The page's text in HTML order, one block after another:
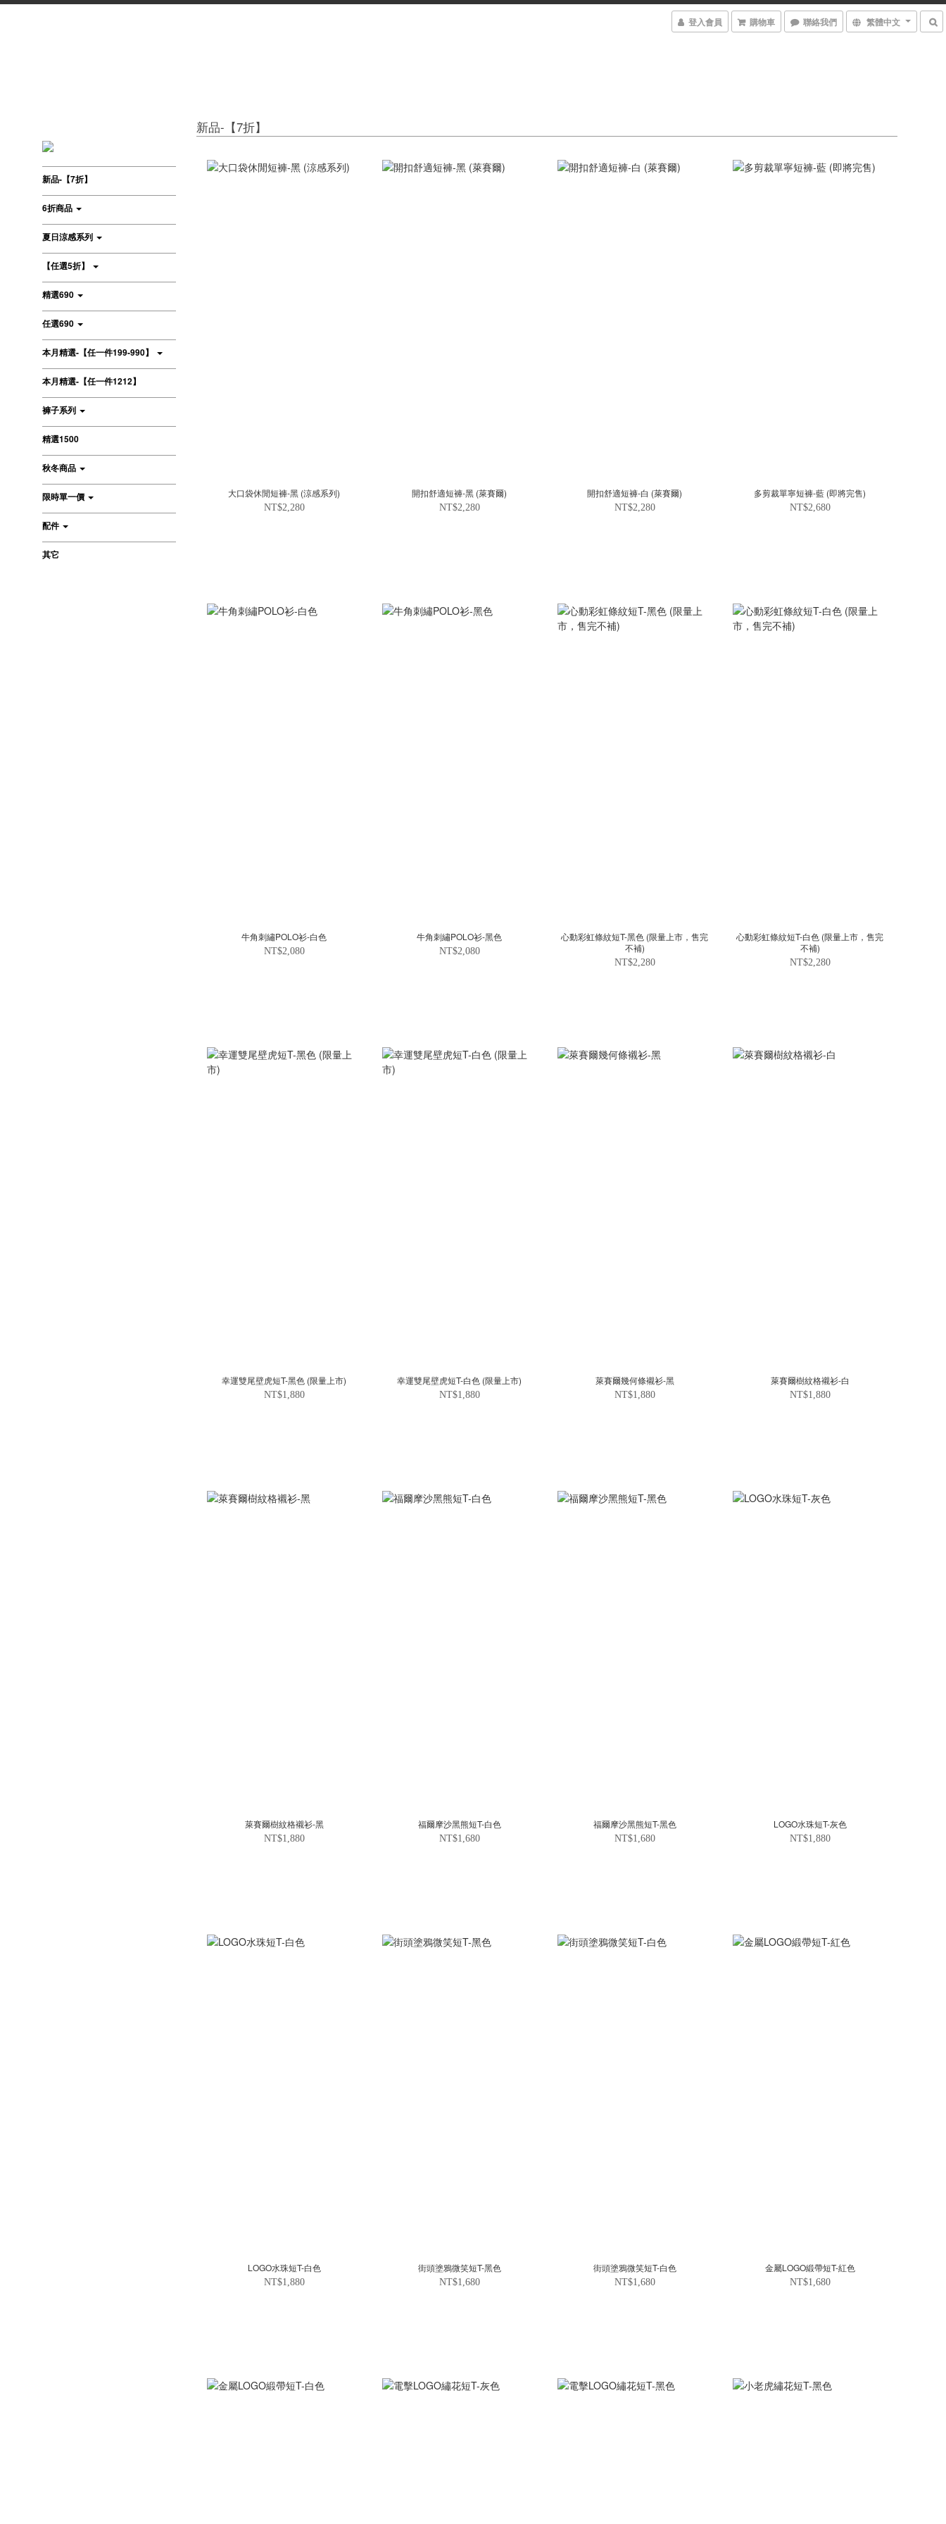
登入會員 購物車 聯絡我們 繁體中文
新品-【7折】
6折商品
夏日涼感系列
【任選5折】
精選690
任選690
本月精選-【任一件199-990】
本月精選-【任一件1212】
褲子系列
精選1500
秋冬商品
限時單一價
配件
其它
新品-【7折】
大口袋休閒短褲-黑 (涼感系列)
NT$2,280
開扣舒適短褲-黑 (萊賽爾)
NT$2,280
開扣舒適短褲-白 (萊賽爾)
NT$2,280
多剪裁單寧短褲-藍 (即將完售)
NT$2,680
牛角刺繡POLO衫-白色
NT$2,080
牛角刺繡POLO衫-黑色
NT$2,080
心動彩虹條紋短T-黑色 (限量上市，售完
不補)
NT$2,280
心動彩虹條紋短T-白色 (限量上市，售完
不補)
NT$2,280
幸運雙尾壁虎短T-黑色 (限量上市)
NT$1,880
幸運雙尾壁虎短T-白色 (限量上市)
NT$1,880
萊賽爾幾何條襯衫-黑
NT$1,880
萊賽爾樹紋格襯衫-白
NT$1,880
萊賽爾樹紋格襯衫-黑
NT$1,880
福爾摩沙黑熊短T-白色
NT$1,680
福爾摩沙黑熊短T-黑色
NT$1,680
LOGO水珠短T-灰色
NT$1,880
LOGO水珠短T-白色
NT$1,880
街頭塗鴉微笑短T-黑色
NT$1,680
街頭塗鴉微笑短T-白色
NT$1,680
金屬LOGO緞帶短T-紅色
NT$1,680